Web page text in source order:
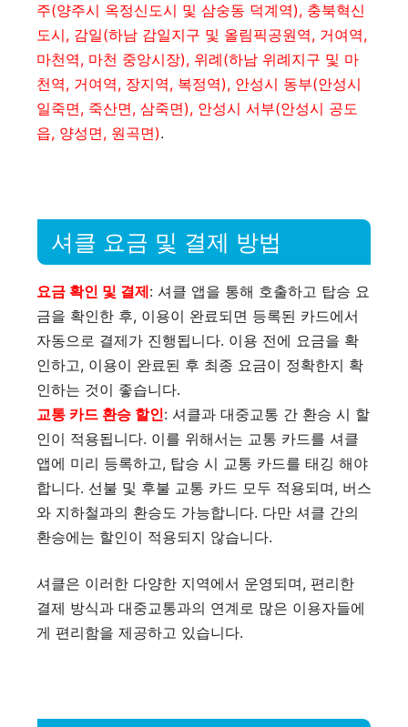
주(양주시 옥정신도시 및 삼숭동 덕계역), 충북혁신
도시, 감일(하남 감일지구 및 올림픽공원역, 거여역,
마천역, 마천 중앙시장), 위례(하남 위례지구 및 마
천역, 거여역, 장지역, 복정역), 안성시 동부(안성시
일죽면, 죽산면, 삼죽면), 안성시 서부(안성시 공도
읍, 양성면, 원곡면)​​.
셔클 요금 및 결제 방법
요금 확인 및 결제: 셔클 앱을 통해 호출하고 탑승 요
금을 확인한 후, 이용이 완료되면 등록된 카드에서
자동으로 결제가 진행됩니다. 이용 전에 요금을 확
인하고, 이용이 완료된 후 최종 요금이 정확한지 확
인하는 것이 좋습니다.
교통 카드 환승 할인: 셔클과 대중교통 간 환승 시 할
인이 적용됩니다. 이를 위해서는 교통 카드를 셔클
앱에 미리 등록하고, 탑승 시 교통 카드를 태깅 해야
합니다. 선불 및 후불 교통 카드 모두 적용되며, 버스
와 지하철과의 환승도 가능합니다. 다만 셔클 간의
환승에는 할인이 적용되지 않습니다​​.
셔클은 이러한 다양한 지역에서 운영되며, 편리한
결제 방식과 대중교통과의 연계로 많은 이용자들에
게 편리함을 제공하고 있습니다.